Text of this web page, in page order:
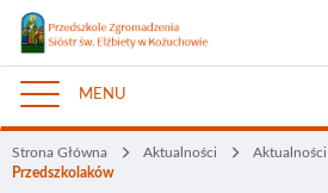
Nawigacja
MENU
Strona Główna Aktualności Aktualności
Przedszkolaków